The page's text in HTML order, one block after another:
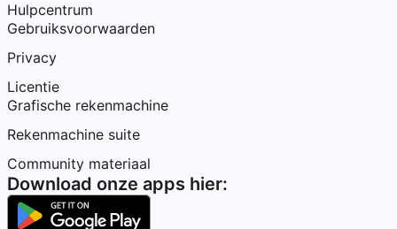
Hulpcentrum
Gebruiksvoorwaarden
Privacy
Licentie
Grafische rekenmachine
Rekenmachine suite
Community materiaal
Download onze apps hier: